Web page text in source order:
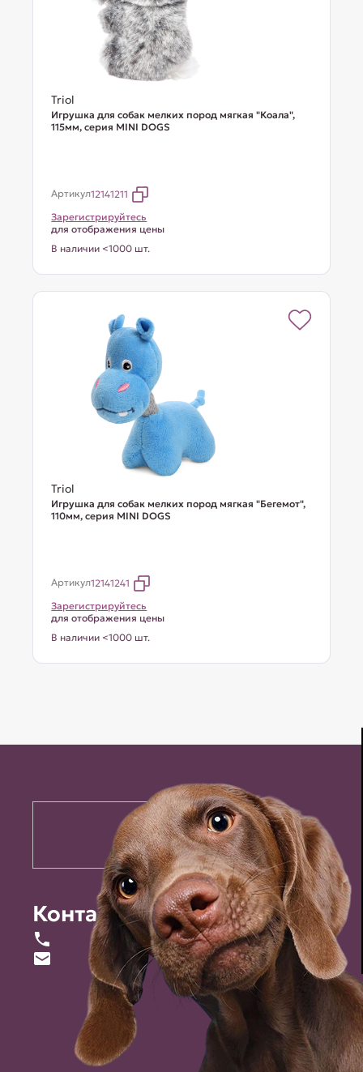
Triol
Игрушка для собак мелких пород мягкая "Коала",
115мм, серия MINI DOGS
Артикул12141211
Зарегистрируйтесь
для отображения цены
В наличии <1000 шт.
Triol
Игрушка для собак мелких пород мягкая "Бегемот",
110мм, серия MINI DOGS
Артикул12141241
Зарегистрируйтесь
для отображения цены
В наличии <1000 шт.
Контакты